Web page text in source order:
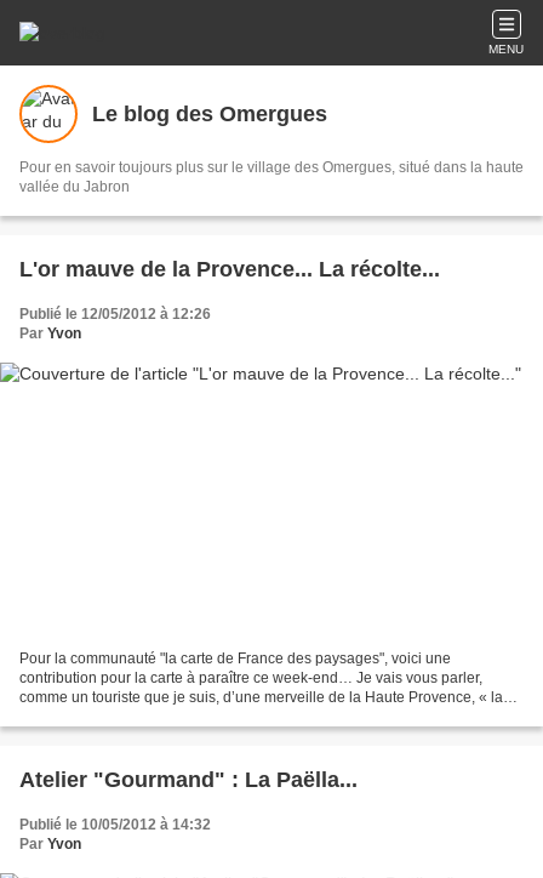
MENU
Le blog des Omergues
Pour en savoir toujours plus sur le village des Omergues, situé dans la haute
vallée du Jabron
L'or mauve de la Provence... La récolte...
Publié le 12/05/2012 à 12:26
Par Yvon
Pour la communauté "la carte de France des paysages", voici une
contribution pour la carte à paraître ce week-end… Je vais vous parler,
comme un touriste que je suis, d’une merveille de la Haute Provence, « la
Atelier "Gourmand" : La Paëlla...
Publié le 10/05/2012 à 14:32
Par Yvon